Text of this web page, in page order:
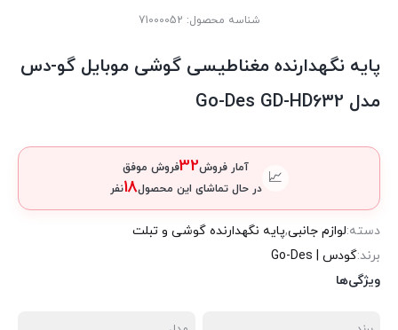
شناسه محصول: 71000052
پایه نگهدارنده مغناطیسی گوشی موبایل گو-دس
مدل Go-Des GD-HD632
📈
آمار فروش32فروش موفق
در حال تماشای این محصول18نفر
دسته:لوازم جانبی,پایه نگهدارنده گوشی و تبلت
برند:گودس | Go-Des
ویژگی‌ها